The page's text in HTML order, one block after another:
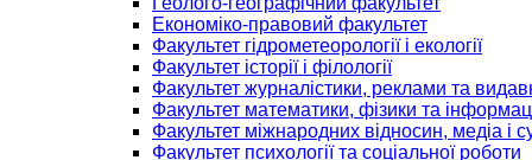
Економіко-правовий факультет
Факультет гідрометеорології і екології
Факультет історії і філології
Факультет журналістики, реклами та
Факультет математики, фізики та
Факультет міжнародних відносин, медіа і
Факультет психології та соціальної роботи